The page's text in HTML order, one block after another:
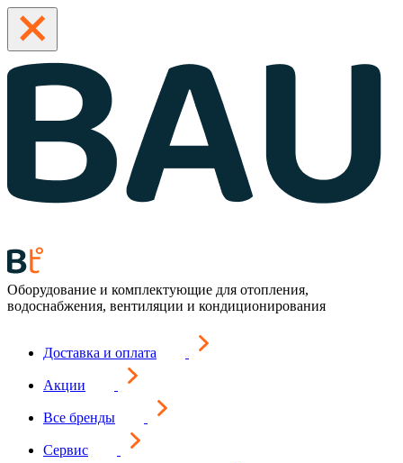
Оборудование и комплектующие для отопления,
водоснабжения, вентиляции и кондиционирования
Доставка и оплата
Акции
Все бренды
Сервис